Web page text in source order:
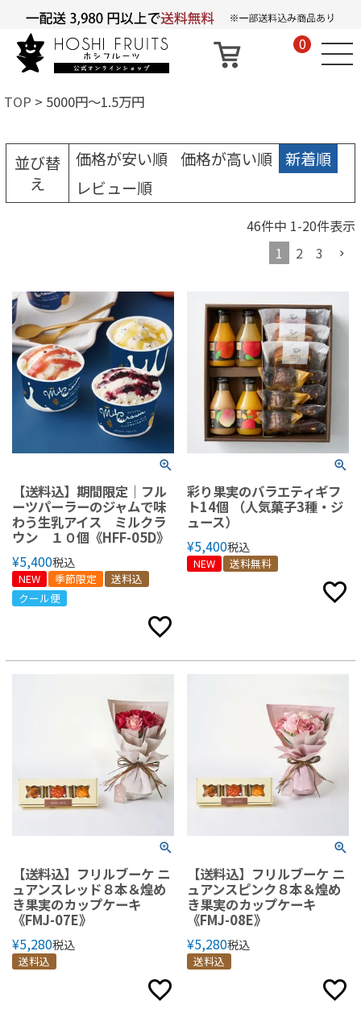
0
TOP 5000円～1.5万円
並び替
え
価格が安い順 価格が高い順 新着順
レビュー順
46件中 1-20件表示
1
2 3
【送料込】期間限定｜フル
ーツパーラーのジャムで味
わう生乳アイス ミルクラ
ウン １０個《HFF-05D》
¥5,400税込
NEW 季節限定
送料込
クール便
彩り果実のバラエティギフ
ト14個 （人気菓子3種・ジ
ュース）
¥5,400税込
NEW 送料無料
【送料込】フリルブーケ ニ
ュアンスレッド８本＆煌め
き果実のカップケーキ
《FMJ-07E》
¥5,280税込
送料込
【送料込】フリルブーケ ニ
ュアンスピンク８本＆煌め
き果実のカップケーキ
《FMJ-08E》
¥5,280税込
送料込